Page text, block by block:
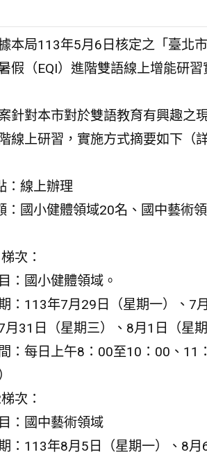
本局113年5月6日核定之「臺北
假（EQI）進階雙語線上增能研
針對本市對於雙語教育有興趣之
線上研習，實施方式摘要如下（
：線上辦理
：國小健體領域20名、國中藝術
次：
：國小健體領域。
：113年7月29日（星期一）、7
月31日（星期三）、8月1日（星期
：每日上午8：00至10：00、11
次：
：國中藝術領域
：113年8月5日（星期一）、8月